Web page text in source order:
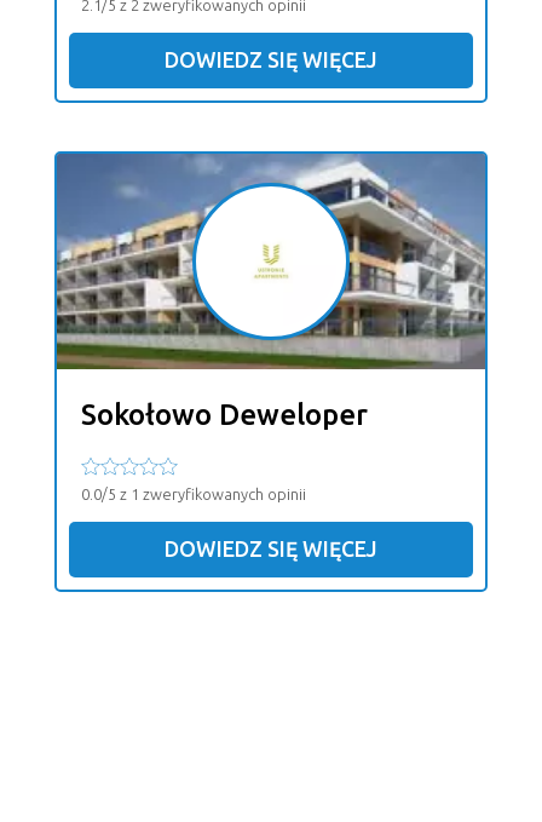
2.1/5 z 2 zweryfikowanych opinii
DOWIEDZ SIĘ WIĘCEJ
Sokołowo Deweloper
0.0/5 z 1 zweryfikowanych opinii
DOWIEDZ SIĘ WIĘCEJ